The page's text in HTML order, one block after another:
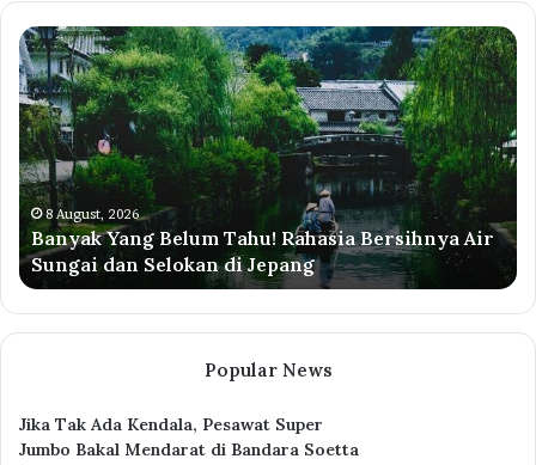
Bersihnya Air
Promo
Diskon
Listrik
50
Persen
Agustus
2026,
Cek
Syaratnya
8 August, 2026
Promo Diskon Listrik 50 Persen
Cek Syaratnya
Popular News
Jika Tak Ada Kendala, Pesawat Super
Jumbo Bakal Mendarat di Bandara Soetta